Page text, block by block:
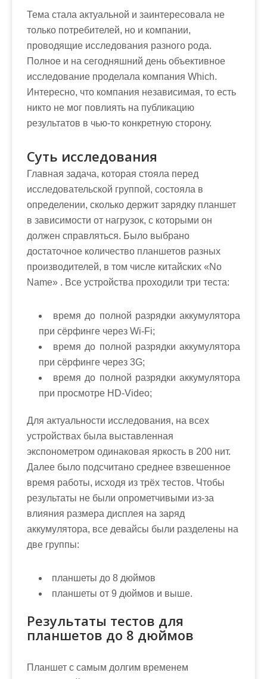
Тема стала актуальной и заинтересовала не
только потребителей, но и компании,
проводящие исследования разного рода.
Полное и на сегодняшний день объективное
исследование проделала компания Which.
Интересно, что компания независимая, то есть
никто не мог повлиять на публикацию
результатов в чью-то конкретную сторону.
Суть исследования
Главная задача, которая стояла перед
исследовательской группой, состояла в
определении, сколько держит зарядку планшет
в зависимости от нагрузок, с которыми он
должен справляться. Было выбрано
достаточное количество планшетов разных
производителей, в том числе китайских «No
Name» . Все устройства проходили три теста:
время до полной разрядки аккумулятора
при сёрфинге через Wi-Fi;
время до полной разрядки аккумулятора
при сёрфинге через 3G;
время до полной разрядки аккумулятора
при просмотре HD-Video;
Для актуальности исследования, на всех
устройствах была выставленная
экспонометром одинаковая яркость в 200 нит.
Далее было подсчитано среднее взвешенное
время работы, исходя из трёх тестов. Чтобы
результаты не были опрометчивыми из-за
влияния размера дисплея на заряд
аккумулятора, все девайсы были разделены на
две группы:
планшеты до 8 дюймов
планшеты от 9 дюймов и выше.
Результаты тестов для
планшетов до 8 дюймов
Планшет с самым долгим временем